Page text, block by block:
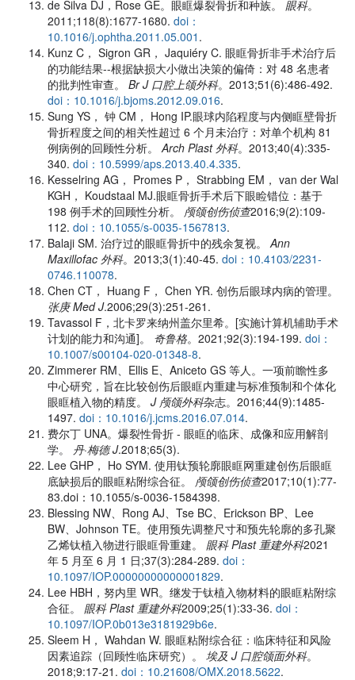
de Silva DJ，Rose GE。眼眶爆裂骨折和种族。 眼科。
2011;118(8):1677-1680. doi：
10.1016/j.ophtha.2011.05.001 .
Kunz C， Sigron GR， Jaquiéry C. 眼眶骨折非手术治疗后
的功能结果--根据缺损大小做出决策的偏倚：对 48 名患者
的批判性审查。 Br J 口腔上颌外科。2013;51(6):486-492.
doi：10.1016/j.bjoms.2012.09.016.
Sung YS， 钟 CM， Hong IP.眼球内陷程度与内侧眶壁骨折
骨折程度之间的相关性超过 6 个月未治疗：对单个机构 81
例病例的回顾性分析。 Arch Plast 外科。2013;40(4):335-
340. doi：10.5999/aps.2013.40.4.335.
Kesselring AG， Promes P， Strabbing EM， van der Wal
KGH， Koudstaal MJ.眼眶骨折手术后下眼睑错位：基于
198 例手术的回顾性分析。 颅颌创伤侦查2016;9(2):109-
112. doi：10.1055/s-0035-1567813.
Balaji SM. 治疗过的眼眶骨折中的残余复视。 Ann
Maxillofac 外科。2013;3(1):40-45. doi：10.4103/2231-
0746.110078.
Chen CT， Huang F， Chen YR. 创伤后眼球内病的管理。
张庚 Med J.2006;29(3):251-261.
Tavassol F，北卡罗来纳州盖尔里希。[实施计算机辅助手术
计划的能力和沟通]。 奇鲁格。2021;92(3):194-199. doi：
10.1007/s00104-020-01348-8.
Zimmerer RM、Ellis E、Aniceto GS 等人。一项前瞻性多
中心研究，旨在比较创伤后眼眶内重建与标准预制和个体化
眼眶植入物的精度。 J 颅颌外科杂志。2016;44(9):1485-
1497. doi：10.1016/j.jcms.2016.07.014.
费尔丁 UNA。爆裂性骨折 - 眼眶的临床、成像和应用解剖
学。 丹·梅德 J.2018;65(3).
Lee GHP， Ho SYM. 使用钛预轮廓眼眶网重建创伤后眼眶
底缺损后的眼眶粘附综合征。 颅颌创伤侦查2017;10(1):77-
83.doi：10.1055/s-0036-1584398.
Blessing NW、Rong AJ、Tse BC、Erickson BP、Lee
BW、Johnson TE。使用预先调整尺寸和预先轮廓的多孔聚
乙烯钛植入物进行眼眶骨重建。 眼科 Plast 重建外科2021
年 5 月至 6 月 1 日;37(3):284-289. doi：
10.1097/IOP.00000000000001829.
Lee HBH，努内里 WR。继发于钛植入物材料的眼眶粘附综
合征。 眼科 Plast 重建外科2009;25(1):33-36. doi：
10.1097/IOP.0b013e3181929b6e.
Sleem H， Wahdan W. 眼眶粘附综合征：临床特征和风险
因素追踪（回顾性临床研究）。 埃及 J 口腔颌面外科。
2018;9:17-21. doi：10.21608/OMX.2018.5622.